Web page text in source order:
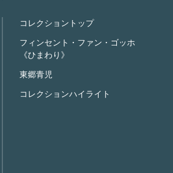
コレクショントップ
フィンセント・ファン・ゴッホ
《ひまわり》
東郷青児
コレクションハイライト